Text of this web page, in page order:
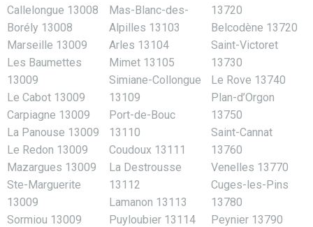
Callelongue 13008
Borély 13008
Marseille 13009
Les Baumettes
13009
Le Cabot 13009
Carpiagne 13009
La Panouse 13009
Le Redon 13009
Mazargues 13009
Ste-Marguerite
13009
Sormiou 13009
Mas-Blanc-des-
Alpilles 13103
Arles 13104
Mimet 13105
Simiane-Collongue
13109
Port-de-Bouc
13110
Coudoux 13111
La Destrousse
13112
Lamanon 13113
Puyloubier 13114
13720
Belcodène 13720
Saint-Victoret
13730
Le Rove 13740
Plan-d’Orgon
13750
Saint-Cannat
13760
Venelles 13770
Cuges-les-Pins
13780
Peynier 13790